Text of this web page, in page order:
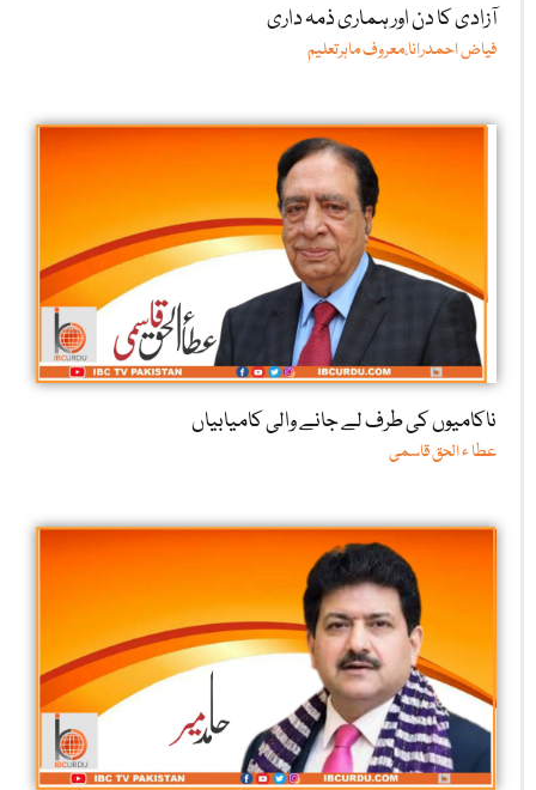
آزادی کا دن اور ہماری ذمہ داری
فیاض احمدرانا،معروف ماہرتعلیم
ناکامیوں کی طرف لے جانے والی کامیابیاں
عطا ء الحق قاسمی